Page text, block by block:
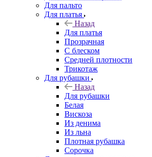
Для пальто
Для платья
Назад
Для платья
Прозрачная
С блеском
Средней плотности
Трикотаж
Для рубашки
Назад
Для рубашки
Белая
Вискоза
Из денима
Из льна
Плотная рубашка
Сорочка